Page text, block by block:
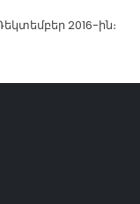
2016-ին։